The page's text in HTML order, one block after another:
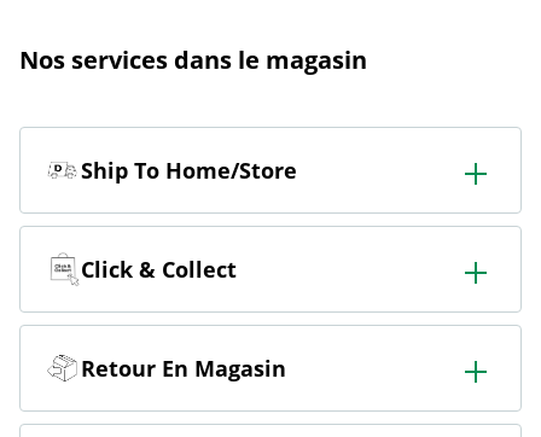
Nos services dans le magasin
Ship To Home/Store
Commander en magasin & se faire livrer en magasin
ou à domicile.
Click & Collect
Commander en ligne et retirer gratuitement en
magasin.
Retour En Magasin
Commander en ligne & retourner gratuitement en